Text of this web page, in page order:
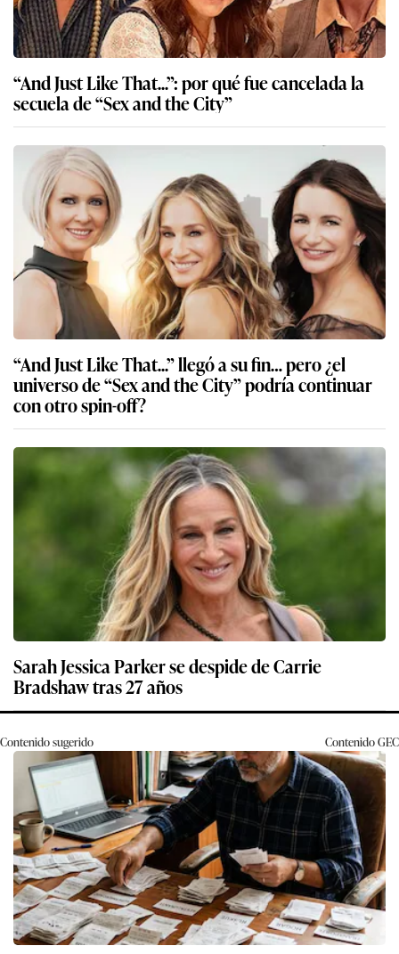
“And Just Like That...”: por qué fue cancelada la
secuela de “Sex and the City”
“And Just Like That...” llegó a su fin… pero ¿el
universo de “Sex and the City” podría continuar
con otro spin-off?
Sarah Jessica Parker se despide de Carrie
Bradshaw tras 27 años
Contenido sugerido ContenidoGEC